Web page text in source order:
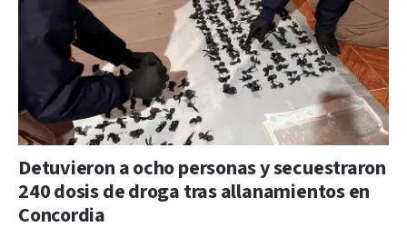
Detuvieron a ocho personas y secuestraron
240 dosis de droga tras allanamientos en
Concordia